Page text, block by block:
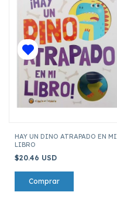
HAY UN DINO ATRAPADO EN MI
LIBRO
$20.46 USD